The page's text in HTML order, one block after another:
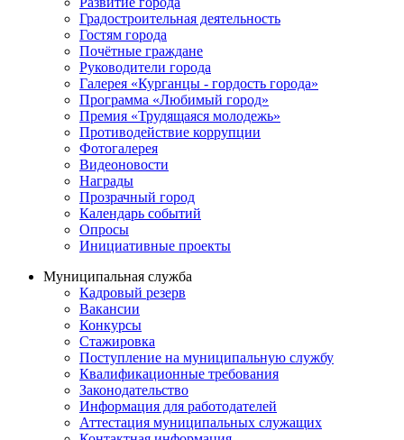
Градостроительная деятельность
Гостям города
Почётные граждане
Руководители города
Галерея «Курганцы - гордость города»
Программа «Любимый город»
Премия «Трудящаяся молодежь»
Противодействие коррупции
Фотогалерея
Видеоновости
Награды
Прозрачный город
Календарь событий
Опросы
Инициативные проекты
Муниципальная служба
Кадровый резерв
Вакансии
Конкурсы
Стажировка
Поступление на муниципальную службу
Квалификационные требования
Законодательство
Информация для работодателей
Аттестация муниципальных служащих